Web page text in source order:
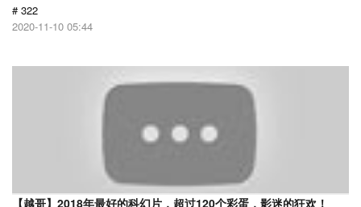
# 322
2020-11-10 05:44
【越哥】2018年最好的科幻片，超过120个彩蛋，影迷的狂欢！